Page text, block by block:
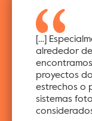
[…]
alrededor
proyectos
estrechos o
sistemas